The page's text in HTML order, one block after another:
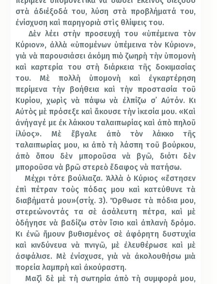
στὰ ἀδιέξοδά του, λύση στὰ προβλήματά του,
ἐνίσχυση καὶ παρηγοριὰ στὶς θλίψεις του.
Δὲν λέει στὴν προσευχή του «ὑπέμεινα τὸν
Κύριον», ἀλλὰ «ὑπομένων ὑπέμεινα τὸν Κύριον»,
γιὰ νὰ παρουσιάσει ἀκόμη πιὸ ζωηρὴ τὴν ὑπομονὴ
καὶ καρτερία του στὴ διάρκεια τῆς δοκιμασίας
του. Μὲ πολλὴ ὑπομονὴ καὶ ἐγκαρτέρηση
περίμενα τὴν βοήθεια καὶ τὴν προσ­τασία τοῦ
Κυρίου, χωρὶς νὰ πάψω νὰ ἐλπίζω σ᾿ Αὐτόν. Κι
Αὐτὸς μὲ πρόσεξε καὶ ἄκουσε τὴν ἱκεσία μου. «Καὶ
ἀνήγαγέ με ἐκ λάκκου ταλαιπωρίας καὶ ἀπὸ πηλοῦ
ἰλύος». Μὲ ἔβγαλε ἀπὸ τὸν λάκκο τῆς
ταλαιπωρίας μου, κι ἀπὸ τὴ λάσπη τοῦ βούρκου,
ἀπὸ ὅπου δὲν μποροῦσα νὰ βγῶ, διότι δὲν
μποροῦσα νὰ βρῶ στερεὸ ἔδαφος νὰ πατήσω.
Μέχρι τότε βούλιαζα. Ἀλλὰ ὁ Κύριος «ἔστησεν
ἐπὶ πέτραν τοὺς πόδας μου καὶ κατεύθυνε τὰ
διαβήματά μου»(στίχ. 3). Ὄρθωσε τὰ πόδια μου,
στερεώνον­τάς τα σὲ ἀσάλευτη πέτρα, καὶ μὲ
ὁδήγησε νὰ βαδίζω στὸν ἴσιο καὶ ἀπλανὴ δρόμο.
Κι ἐνῶ ἤμουν βυθισμένος σὲ ἀ­­φόρητη δυστυχία
καὶ κινδύνευα νὰ πνι­γῶ, μὲ ἐλευθέρωσε καὶ μὲ
ἀσφάλισε. Μὲ ἐνίσχυσε, γιὰ νὰ ἀκολουθήσω μιὰ
πορεία λαμπρὴ καὶ ἀκούραστη.
Μαζὶ δὲ μὲ τὴ σωτηρία ἀπὸ τὴ συμφορά μου,